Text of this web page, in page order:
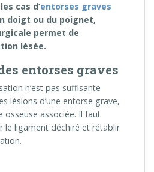
cas d’entorses graves
doigt ou du poignet,
permet de
lésée.
entorses graves
n’est pas suffisante
lésions d’une entorse grave,
osseuse associée. Il faut
le ligament déchiré et rétablir